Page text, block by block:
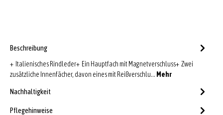
Beschreibung
+ Italienisches Rindleder+ Ein Hauptfach mit Magnetverschluss+ Zwei
zusätzliche Innenfächer, davon eines mit Reißverschlu… Mehr
Nachhaltigkeit
Pflegehinweise